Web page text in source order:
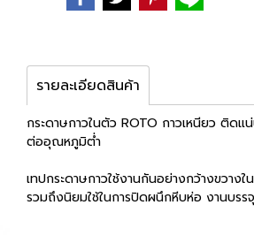
รายละเอียดสินค้า
กระดาษกาวในตัว ROTO กาวเหนียว ติดแ
ต่ออุณหภูมิต่ำ
เทปกระดาษกาวใช้งานกันอย่างกว้างขวาง
รวมถึงนิยมใช้ในการปิดผนึกหีบห่อ งานบร